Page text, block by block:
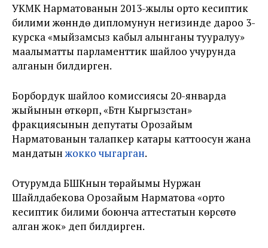
УКМК Нарматованын 2013-жылы орто кесиптик
билими жөнүндө дипломунун негизинде дароо 3-
курска «мыйзамсыз кабыл алынганы тууралуу»
маалыматты парламенттик шайлоо учурунда
алганын билдирген.
Борбордук шайлоо комиссиясы 20-январда
жыйынын өткөрүп, «Бүтүн Кыргызстан»
фракциясынын депутаты Орозайым
Нарматованын талапкер катары каттоосун жана
мандатынжокко чыгарган.
Отурумда БШКнын төрайымы Нуржан
Шайлдабекова Орозайым Нарматова «орто
кесиптик билими боюнча аттестатын көрсөтө
алган жок» деп билдирген.